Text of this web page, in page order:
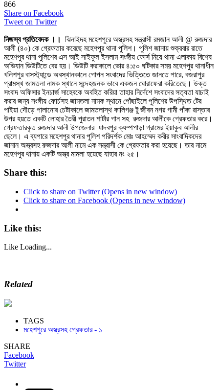
866
Share on Facebook
Tweet on Twitter
নিজস্ব প্রতিবেদক ।।
ঝিনাইদহ মহেশপুরে অস্ত্রসহ সন্ত্রাসী রমজান আলী @ রুজদার
আলী (৪০) কে গ্রেফতার করেছে মহেশপুর থানা পুলিশ। পুলিশ জানায় শুক্রবার রাতে
মহেশপুর থানা পুলিশের এস আই সাইফুল ইসলাম সংঙ্গীয় ফোর্স নিয়ে থানা এলাকায় বিশেষ
অভিযান ডিউটিতে বের হয়। ডিউটি করাকালে ভোর ৪:৫০ ঘটিকার সময় মহেশপুর থানাধীন
খলিশপুর বাসস্ট্যান্ডে অবস্থানকালে গোপন সংবাদের ভিত্তিতে জানতে পারে, বজরাপুর
গ্রামস্থ জামতলা নামক স্থানে সন্দেহজনক ভাবে একজন ঘোরাফেরা করিতেছে। উক্ত
সংবাদ অফিসার ইনচার্জ সাহেবকে অবহিত করিয়া তাহার নির্দেশে সংবাদের সত্যতা যাচাই
করার জন্য সংঙ্গীয় ফোর্চসহ জামতলা নামক স্থানে পোঁছাইলে পুলিশের উপস্থিত টের
পাইয়া দৌড়ে পালানোর চেষ্টাকালে জামতলাস্থ কালিগঞ্জ টু জীবন নগর গামী পাঁকা রাস্তার
উপর হয়তে একটি লোহার তৈরী পুরাতন শার্টার গান সহ রুজদার আলীকে গ্রেফতার করে।
গ্রেফতারকৃত রুজদার আলী উপজেলার যাদবপুর ক্যম্পপাড়া গ্রামের ইয়াকুব আলীর
ছেলে। এ ব্যপারে মহেশপুর থানার পুলিশ পরিদর্শক মোঃ আহম্মেদ কবীর সাংবাদিকদের
জানান অস্ত্রসহ রুজদার আলী নামে এক সন্ত্রাসী কে গ্রেফতার করা হয়েছে। তার নামে
মহেশপুর থানায় একটি অস্ত্র মামলা হয়েছে যাহার নং ২৫।
Share this:
Click to share on Twitter (Opens in new window)
Click to share on Facebook (Opens in new window)
Like this:
Like Loading...
Related
TAGS
মহেশপুরে অস্ত্রসহ গ্রেফতার - ১
SHARE
Facebook
Twitter